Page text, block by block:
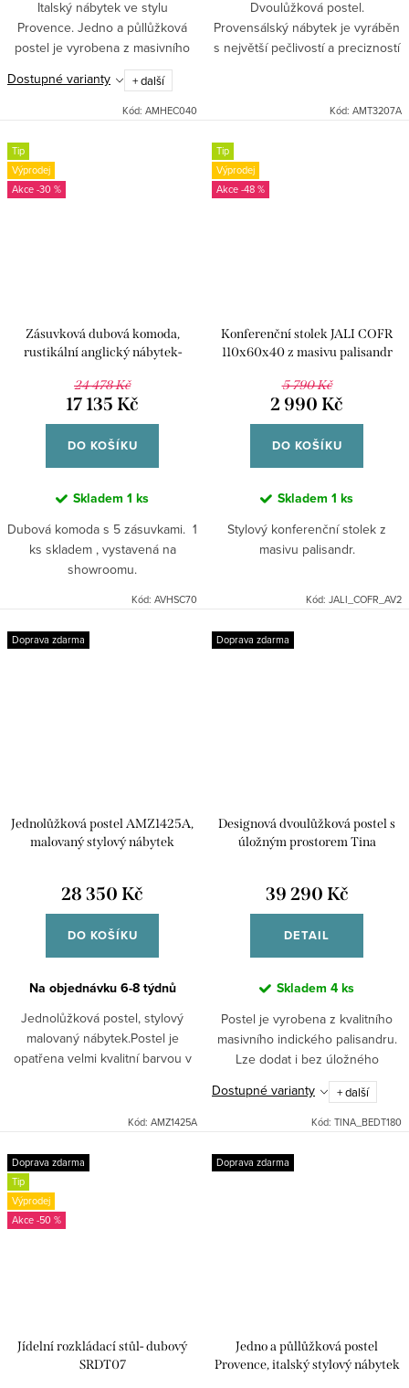
Italský nábytek ve stylu
Provence. Jedno a půllůžková
postel je vyrobena z masivního
dřeva. Zboží je dodáváno v
rozloženém stavu, bez matrace.
Lamelový rošt je součástí.
Dostupné varianty + další
Kód: AMHEC040
Dvoulůžková postel.
Provensálský nábytek je vyráběn
s největší pečlivostí a precizností
korpusy zásuvek, záda apod....
Kód: AMT3207A
Tip
Výprodej
-30 %
Zásuvková dubová komoda,
rustikální anglický nábytek-
24 478 Kč
17 135 Kč
DO KOŠÍKU
Skladem 1 ks
Dubová komoda s 5 zásuvkami. 1
ks skladem , vystavená na
showroomu.
Kód: AVHSC70
Tip
Výprodej
-48 %
Konferenční stolek JALI COFR
110x60x40 z masivu palisandr
5 790 Kč
2 990 Kč
DO KOŠÍKU
Skladem 1 ks
Stylový konferenční stolek z
masivu palisandr.
Kód: JALI_COFR_AV2
Doprava zdarma
Jednolůžková postel AMZ1425A,
malovaný stylový nábytek
28 350 Kč
DO KOŠÍKU
Na objednávku 6-8 týdnů
Jednolůžková postel, stylový
malovaný nábytek.Postel je
opatřena velmi kvalitní barvou v
malovanými...Kód: AMZ1425A
Doprava zdarma
Designová dvoulůžková postel s
úložným prostorem Tina
39 290 Kč
DETAIL
Skladem 4 ks
Postel je vyrobena z kvalitního
masivního indického palisandru.
Lze dodat i bez úložného
prostoru zde Postel doladíte s
ostatním nábytkem kolekce Tina
Rozměr matrace:...
Dostupné varianty + další
Kód: TINA_BEDT180
Doprava zdarma
Tip
Výprodej
-50 %
Jídelní rozkládací stůl- dubový
SRDT07
Doprava zdarma
Jedno a půllůžková postel
Provence, italský stylový nábytek